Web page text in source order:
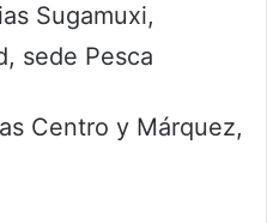
Sugamuxi,
sede Pesca
Centro y Márquez,